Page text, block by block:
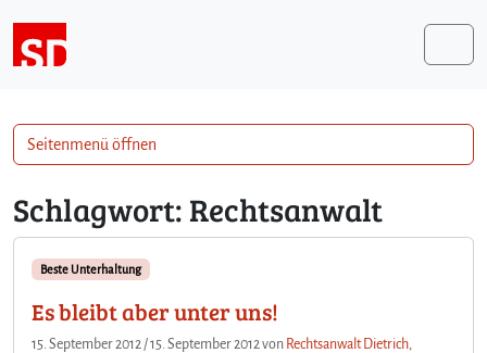
Schlagwort: Rechtsanwalt
Beste Unterhaltung
Es bleibt aber unter uns!
15. September 2012 /15. September 2012von Rechtsanwalt Dietrich,
Seitenmenü öffnen